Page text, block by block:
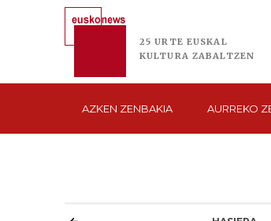
25 URTE EUSKAL
KULTURA ZABALTZEN
AZKEN ZENBAKIA AURREKO